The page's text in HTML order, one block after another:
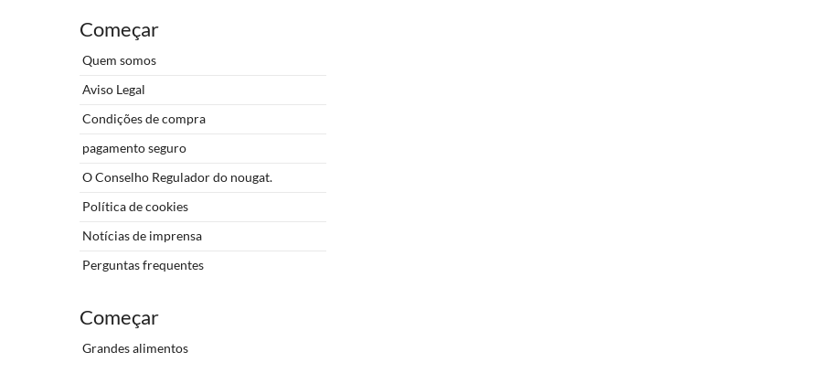
Começar
Quem somos
Aviso Legal
Condições de compra
pagamento seguro
O Conselho Regulador do nougat.
Política de cookies
Notícias de imprensa
Perguntas frequentes
Começar
Grandes alimentos